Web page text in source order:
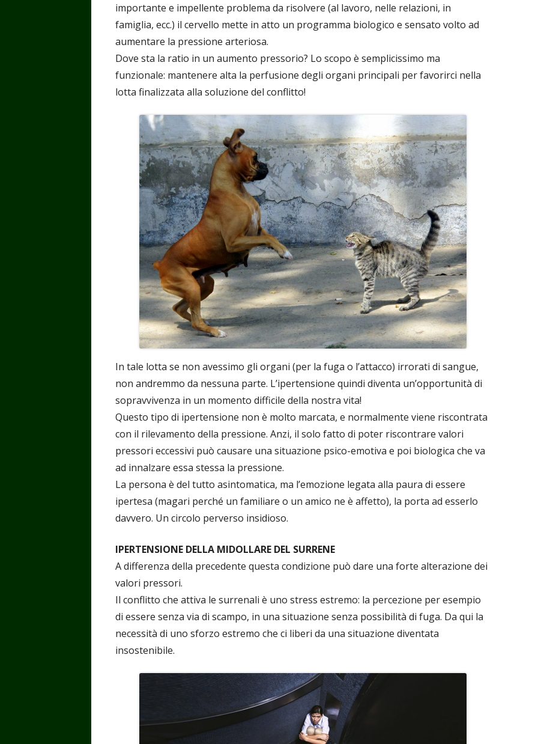
importante e impellente problema da risolvere (al lavoro, nelle relazioni, in
famiglia, ecc.) il cervello mette in atto un programma biologico e sensato volto ad
aumentare la pressione arteriosa.
Dove sta la ratio in un aumento pressorio? Lo scopo è semplicissimo ma
funzionale: mantenere alta la perfusione degli organi principali per favorirci nella
lotta finalizzata alla soluzione del conflitto!
In tale lotta se non avessimo gli organi (per la fuga o l’attacco) irrorati di sangue,
non andremmo da nessuna parte. L’ipertensione quindi diventa un’opportunità di
sopravvivenza in un momento difficile della nostra vita!
Questo tipo di ipertensione non è molto marcata, e normalmente viene riscontrata
con il rilevamento della pressione. Anzi, il solo fatto di poter riscontrare valori
pressori eccessivi può causare una situazione psico-emotiva e poi biologica che va
ad innalzare essa stessa la pressione.
La persona è del tutto asintomatica, ma l’emozione legata alla paura di essere
ipertesa (magari perché un familiare o un amico ne è affetto), la porta ad esserlo
davvero. Un circolo perverso insidioso.
IPERTENSIONE DELLA MIDOLLARE DEL SURRENE
A differenza della precedente questa condizione può dare una forte alterazione dei
valori pressori.
Il conflitto che attiva le surrenali è uno stress estremo: la percezione per esempio
di essere senza via di scampo, in una situazione senza possibilità di fuga. Da qui la
necessità di uno sforzo estremo che ci liberi da una situazione diventata
insostenibile.